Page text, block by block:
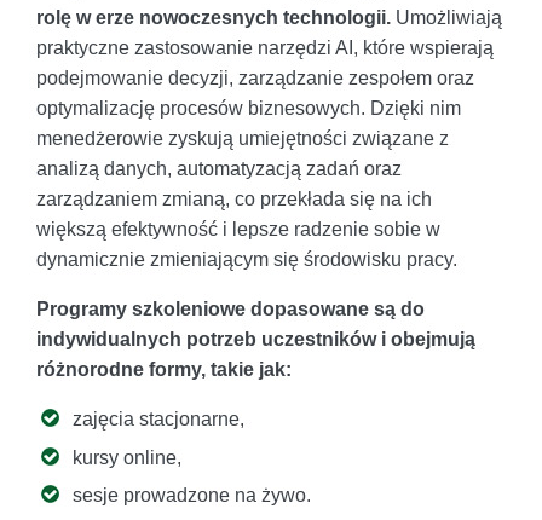
rolę w erze nowoczesnych technologii. Umożliwiają
praktyczne zastosowanie narzędzi AI, które wspierają
podejmowanie decyzji, zarządzanie zespołem oraz
optymalizację procesów biznesowych. Dzięki nim
menedżerowie zyskują umiejętności związane z
analizą danych, automatyzacją zadań oraz
zarządzaniem zmianą, co przekłada się na ich
większą efektywność i lepsze radzenie sobie w
dynamicznie zmieniającym się środowisku pracy.
Programy szkoleniowe dopasowane są do
indywidualnych potrzeb uczestników i obejmują
różnorodne formy, takie jak:
zajęcia stacjonarne,
kursy online,
sesje prowadzone na żywo.